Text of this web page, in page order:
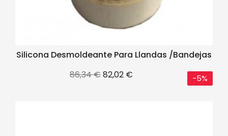
Silicona Desmoldeante Para Llandas /bandejas
Precio
86,34 €Precio
82,02 € -5%